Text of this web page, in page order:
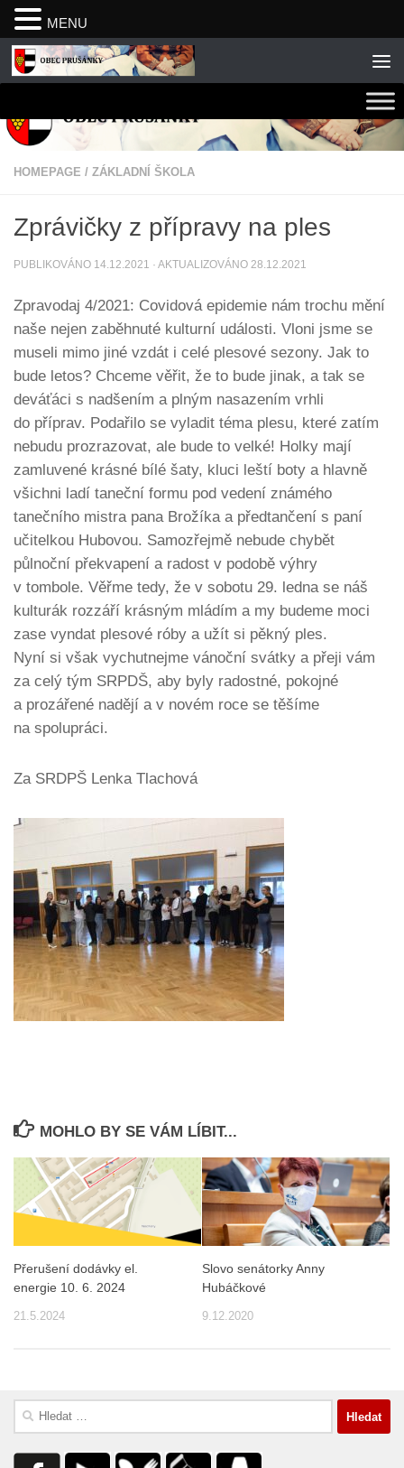
Skip to content
HOMEPAGE / ZÁKLADNÍ ŠKOLA
Zprávičky z přípravy na ples
PUBLIKOVÁNO 14.12.2021 · AKTUALIZOVÁNO 28.12.2021
Zpravodaj 4/2021: Covidová epidemie nám trochu mění
naše nejen zaběhnuté kulturní události. Vloni jsme se
museli mimo jiné vzdát i celé plesové sezony. Jak to
bude letos? Chceme věřit, že to bude jinak, a tak se
deváťáci s nadšením a plným nasazením vrhli
do příprav. Podařilo se vyladit téma plesu, které zatím
nebudu prozrazovat, ale bude to velké! Holky mají
zamluvené krásné bílé šaty, kluci leští boty a hlavně
všichni ladí taneční formu pod vedení známého
tanečního mistra pana Brožíka a předtančení s paní
učitelkou Hubovou. Samozřejmě nebude chybět
půlnoční překvapení a radost v podobě výhry
v tombole. Věřme tedy, že v sobotu 29. ledna se náš
kulturák rozzáří krásným mládím a my budeme moci
zase vyndat plesové róby a užít si pěkný ples.
Nyní si však vychutnejme vánoční svátky a přeji vám
za celý tým SRPDŠ, aby byly radostné, pokojné
a prozářené nadějí a v novém roce se těšíme
na spolupráci.
Za SRDPŠ Lenka Tlachová
MOHLO BY SE VÁM LÍBIT...
Přerušení dodávky el.
energie 10. 6. 2024
21.5.2024
Slovo senátorky Anny
Hubáčkové
9.12.2020
Vyhledávání
MENU